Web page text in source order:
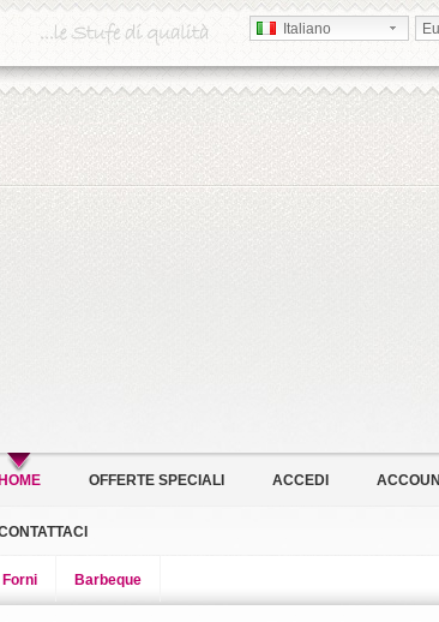
Italiano
HOME OFFERTE SPECIALI ACCEDI
Forni Barbeque